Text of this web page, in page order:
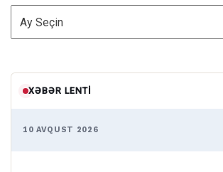
ARXİV
XƏBƏR LENTI
10 AVQUST 2026